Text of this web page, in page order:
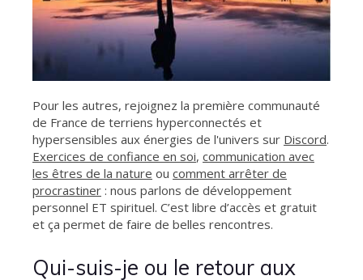
Pour les autres, rejoignez la première communauté
de France de terriens hyperconnectés et
hypersensibles aux énergies de l'univers sur Discord.
Exercices de confiance en soi, communication avec
les êtres de la nature ou comment arrêter de
procrastiner : nous parlons de développement
personnel ET spirituel. C’est libre d’accès et gratuit
et ça permet de faire de belles rencontres.
Qui-suis-je ou le retour aux